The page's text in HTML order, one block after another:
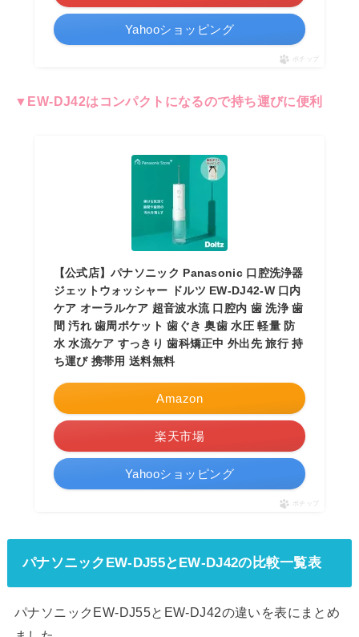
Yahooショッピング
ポチップ
▼EW-DJ42はコンパクトになるので持ち運びに便利
【公式店】パナソニック Panasonic 口腔洗浄器
ジェットウォッシャー ドルツ EW-DJ42-W 口内
ケア オーラルケア 超音波水流 口腔内 歯 洗浄 歯
間 汚れ 歯周ポケット 歯ぐき 奥歯 水圧 軽量 防
水 水流ケア すっきり 歯科矯正中 外出先 旅行 持
ち運び 携帯用 送料無料
Amazon
楽天市場
Yahooショッピング
ポチップ
パナソニックEW-DJ55とEW-DJ42の比較一覧表
パナソニックEW-DJ55とEW-DJ42の違いを表にまとめ